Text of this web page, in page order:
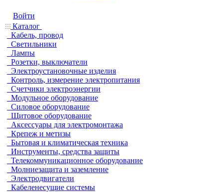
Войти
Каталог
Кабель, провод
Светильники
Лампы
Розетки, выключатели
Электроустановочные изделия
Контроль, измерение электропитания
Счетчики электроэнергии
Модульное оборудование
Силовое оборудование
Щитовое оборудование
Аксессуары для электромонтажа
Крепеж и метизы
Бытовая и климатическая техника
Инструменты, средства защиты
Телекоммуникационное оборудование
Молниезащита и заземление
Электродвигатели
Кабеленесущие системы